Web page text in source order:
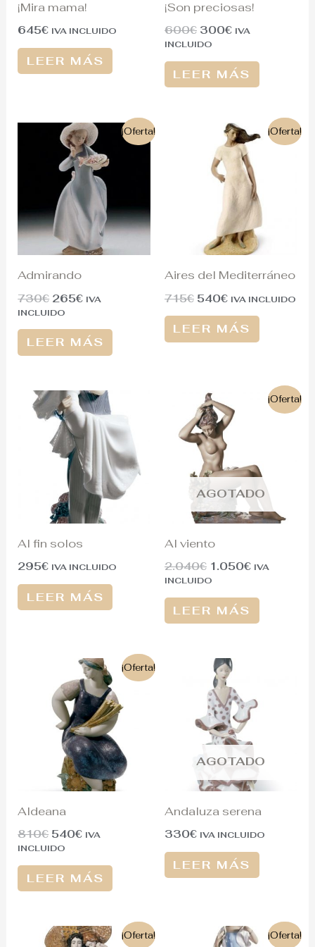
¡Mira mama!
645€ IVA INCLUIDO
LEER MÁS
¡Son preciosas!
600€ 300€ IVA
INCLUIDO
LEER MÁS
¡Oferta!
Admirando
730€
El
precio
original
era:
730€.
265€
El
precio
actual
es:
265€.
IVA
INCLUIDO
LEER MÁS
¡Oferta!
Aires del Mediterráneo
715€
precio
original
era:
715€.
540€
El
precio
actual
es:
540€.
IVA INCLUIDO
LEER MÁS
Al fin solos
295€ IVA INCLUIDO
LEER MÁS
¡Oferta!
AGOTADO
Al viento
2.040€
El
precio
original
era:
2.040€.
1.050€
precio
IVA
INCLUIDO
LEER MÁS
¡Oferta!
Aldeana
810€
precio
original
era:
810€.
540€
El
precio
actual
es:
540€.
IVA
INCLUIDO
LEER MÁS
AGOTADO
Andaluza serena
330€ IVA INCLUIDO
LEER MÁS
¡Oferta!
El
El
¡Oferta!
El
El